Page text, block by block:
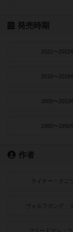
発売時期
2021〜2022年
2016〜2018年
2000〜2010年
1980〜1990年
作者
ライナー・クニ
ヴォルフガング・
フリードマン・